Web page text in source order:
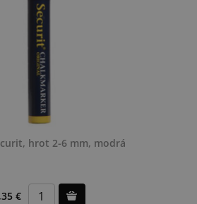
hrot 2-6 mm, modrá
€